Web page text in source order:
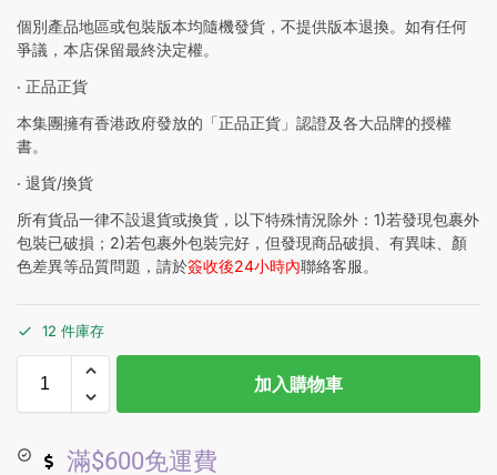
個別產品地區或包裝版本均隨機發貨，不提供版本退換。如有任何
爭議，本店保留最終決定權。
‧ 正品正貨
本集團擁有香港政府發放的「正品正貨」認證及各大品牌的授權
書。
‧ 退貨/換貨
所有貨品一律不設退貨或換貨，以下特殊情況除外：1)若發現包裹外
包裝已破損；2)若包裹外包裝完好，但發現商品破損、有異味、顏
色差異等品質問題，請於簽收後24小時內聯絡客服。
12 件庫存
加入購物車
滿$600免運費